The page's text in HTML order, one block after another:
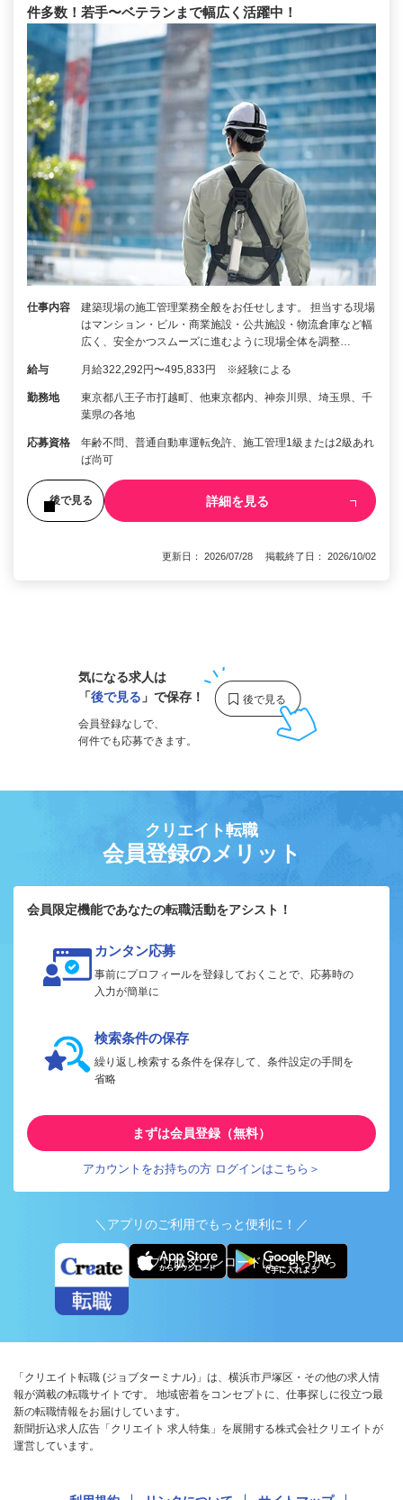
件多数！若手〜ベテランまで幅広く活躍中！
仕事内容
建築現場の施工管理業務全般をお任せします。 担当する現場
はマンション・ビル・商業施設・公共施設・物流倉庫など幅
広く、安全かつスムーズに進むように現場全体を調整…
給与 月給322,292円〜495,833円 ※経験による
勤務地
東京都八王子市打越町、他東京都内、神奈川県、埼玉県、千
葉県の各地
応募資格
年齢不問、普通自動車運転免許、施工管理1級または2級あれ
ば尚可
後で見る 詳細を見る
更新日： 2026/07/28 掲載終了日： 2026/10/02
気になる求人は
「後で見る 」で保存！
会員登録なしで、
何件でも応募できます。
クリエイト転職
会員登録のメリット
会員限定機能であなたの転職活動をアシスト！
カンタン応募
事前にプロフィールを登録しておくことで、応募時の
入力が簡単に
検索条件の保存
繰り返し検索する条件を保存して、条件設定の手間を
省略
まずは会員登録（無料）
アカウントをお持ちの方 ログインはこちら＞
＼アプリのご利用でもっと便利に！／
アプリ版ダウンロードはこちらから
「クリエイト転職 (ジョブターミナル)」は、横浜市戸塚区・その他の求人情
報が満載の転職サイトです。 地域密着をコンセプトに、仕事探しに役立つ最
新の転職情報をお届けしています。
新聞折込求人広告「クリエイト 求人特集」を展開する株式会社クリエイトが
運営しています。